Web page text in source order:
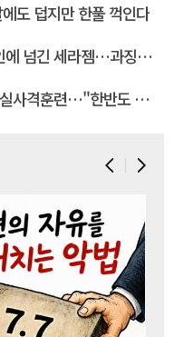
도 덥지만 한풀 꺽인다
세라젬…과징금 4억3천만
련…"한반도 지형 학습"